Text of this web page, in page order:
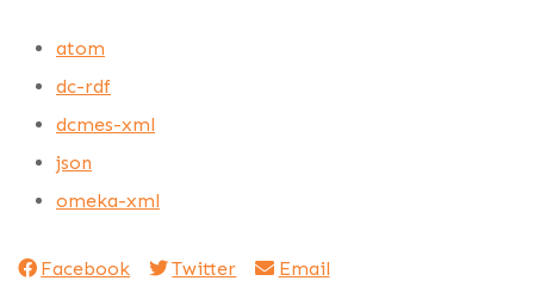
atom
dc-rdf
dcmes-xml
json
omeka-xml
Facebook Twitter Email